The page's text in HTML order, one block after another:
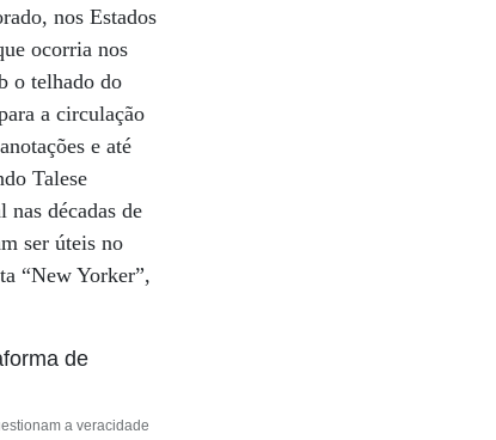
nos Estados
ocorria nos
o telhado do
a circulação
e até
Talese
décadas de
ser úteis no
“New Yorker”,
a veracidade